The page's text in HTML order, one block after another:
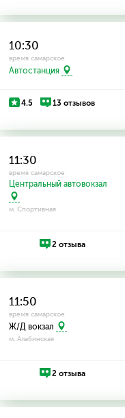
10:30
время самарское
Автостанция
4.5 13 отзывов
11:30
время самарское
Центральный автовокзал
м. Спортивная
2 отзыва
11:50
время самарское
Ж/Д вокзал
м. Алабинская
2 отзыва